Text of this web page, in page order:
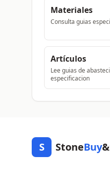
Materiales
Consulta guias
Artículos
Lee guias de
especificacion
S StoneBuy